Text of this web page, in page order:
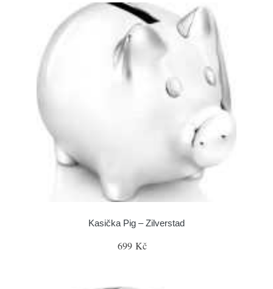
Kasička Pig – Zilverstad
699 Kč